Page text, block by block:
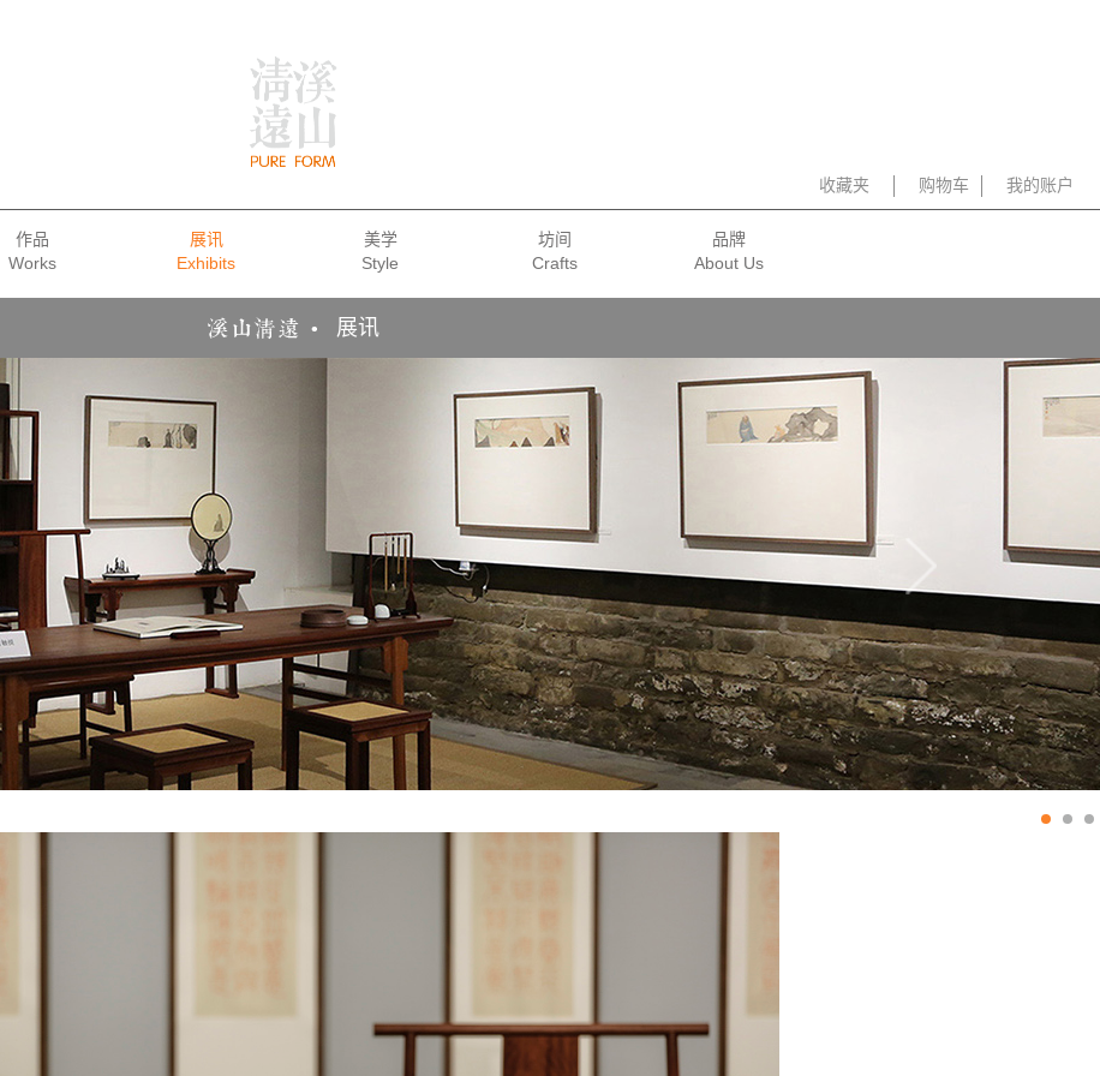
收藏夹 购物车 我的账户
作品 展讯 美学 坊间 品牌
展讯